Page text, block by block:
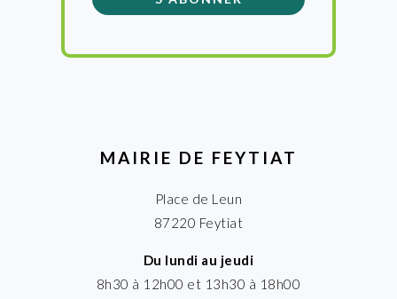
MAIRIE DE FEYTIAT
Place de Leun
87220 Feytiat
Du lundi au jeudi
8h30 à 12h00 et 13h30 à 18h00